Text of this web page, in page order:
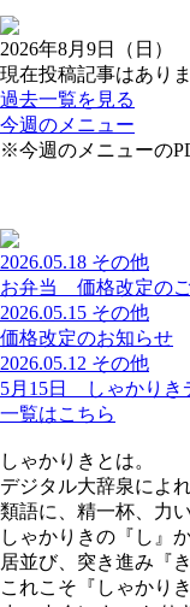
2026年8月9日（日）
現在投稿記事はありま
過去一覧を見る
今週のメニュー
※今週のメニューの
2026.05.18 その他
お弁当 価格改定の
2026.05.15 その他
価格改定のお知らせ
2026.05.12 その他
5月15日 しゃかりき
一覧はこちら
しゃかりきとは。
デジタル大辞泉によ
類語に、精一杯、力
しゃかりきの『し』
居並び、突き進み『
これこそ『しゃかり